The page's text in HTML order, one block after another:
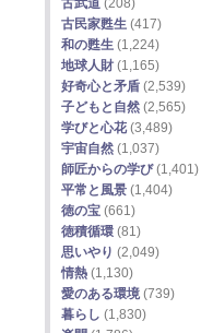
古武道 (208)
古民家甦生 (417)
和の甦生 (1,224)
地球人財 (1,165)
好奇心と矛盾 (2,539)
子どもと自然 (2,565)
学びと心花(3,489)
宇宙自然 (1,037)
師匠からの学び(1,401)
平常と風景 (1,404)
徳の宝 (661)
徳積循環 (81)
思いやり (2,049)
情熱 (1,130)
愛のある環境 (739)
暮らし (1,830)